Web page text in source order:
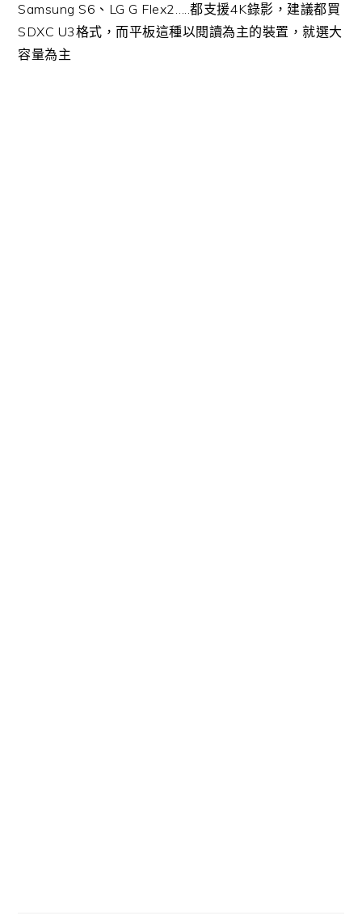
Samsung S6、LG G Flex2…..都支援4K錄影，建議都買
SDXC U3格式，而平板這種以閱讀為主的裝置，就選大
容量為主